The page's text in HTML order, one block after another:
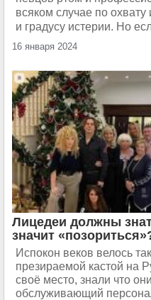
всяком случае по
и градусу истерии. Но
16 января 2024
Лицедеи должны
значит
Испокон веков велось
презираемой кастой на
своё место, знали что
обслуживающий